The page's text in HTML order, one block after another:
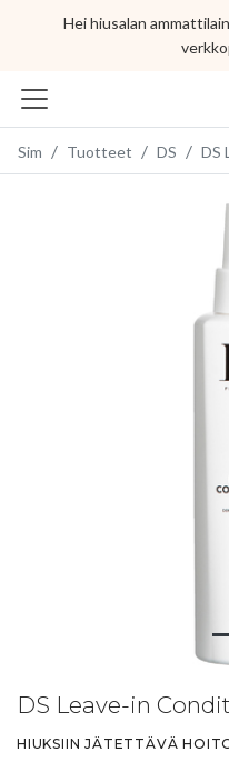
Hei hiusalan
Sim Tuotteet DS DS
DS Leave-in
HIUKSIIN JÄTETTÄVÄ